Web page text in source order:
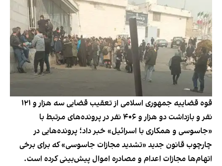
قوه قضاییه جمهوری اسلامی از تعقیب قضایی سه هزار و ۱۲۱
نفر و بازداشت دو هزار و ۴۰۶ نفر در پرونده‌های مرتبط با
«جاسوسی و همکاری با اسرائیل» خبر داد؛ پرونده‌هایی در
چارچوب قانون جدید «تشدید مجازات جاسوسی» که برای برخی
اتهام‌ها مجازات اعدام و مصادره اموال پیش‌بینی کرده است.